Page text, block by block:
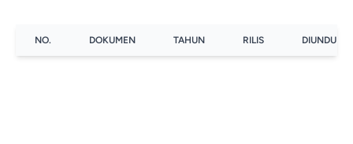
NO. DOKUMEN TAHUN RILIS DIUNDUH